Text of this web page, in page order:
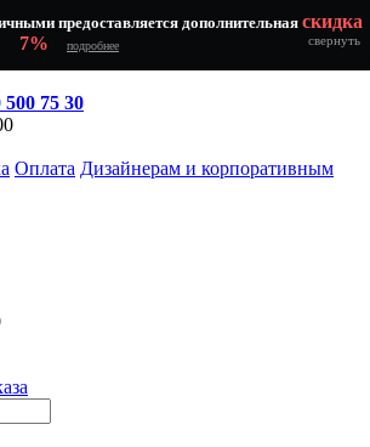
предоставляется дополнительная скидка
7%
подробнее свернуть
500 75 30
Оплата Дизайнерам и корпоративным